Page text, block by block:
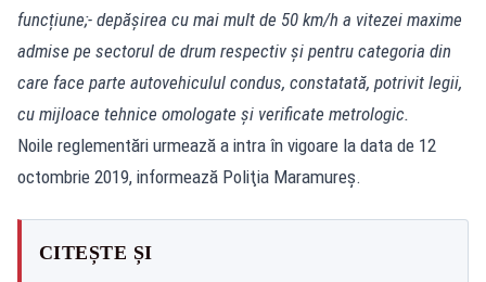
funcțiune;- depășirea cu mai mult de 50 km/h a vitezei maxime
admise pe sectorul de drum respectiv și pentru categoria din
care face parte autovehiculul condus, constatată, potrivit legii,
cu mijloace tehnice omologate și verificate metrologic.
Noile reglementări urmează a intra în vigoare la data de 12
octombrie 2019, informează Poliţia Maramureş.
CITEȘTE ȘI